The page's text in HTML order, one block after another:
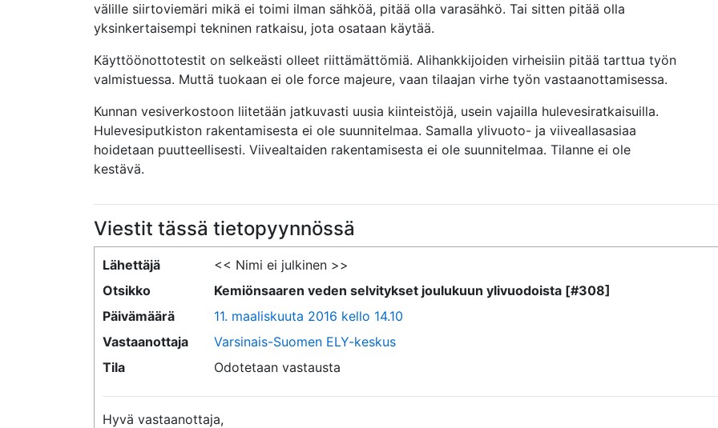
välille siirtoviemäri mikä ei toimi ilman sähköä, pitää olla varasähkö. Tai sitten pitää olla
yksinkertaisempi tekninen ratkaisu, jota osataan käytää.
Käyttöönottotestit on selkeästi olleet riittämättömiä. Alihankkijoiden virheisiin pitää tarttua työn
valmistuessa. Muttä tuokaan ei ole force majeure, vaan tilaajan virhe työn vastaanottamisessa.
Kunnan vesiverkostoon liitetään jatkuvasti uusia kiinteistöjä, usein vajailla hulevesiratkaisuilla.
Hulevesiputkiston rakentamisesta ei ole suunnitelmaa. Samalla ylivuoto- ja viiveallasasiaa
hoidetaan puutteellisesti. Viivealtaiden rakentamisesta ei ole suunnitelmaa. Tilanne ei ole
kestävä.
Viestit tässä tietopyynnössä
Lähettäjä
<< Nimi ei julkinen >>
Otsikko
Kemiönsaaren veden selvitykset joulukuun ylivuodoista [#308]
Päivämäärä
11. maaliskuuta 2016 kello 14.10
Vastaanottaja
Varsinais-Suomen ELY-keskus
Tila
Odotetaan vastausta
Hyvä vastaanottaja,